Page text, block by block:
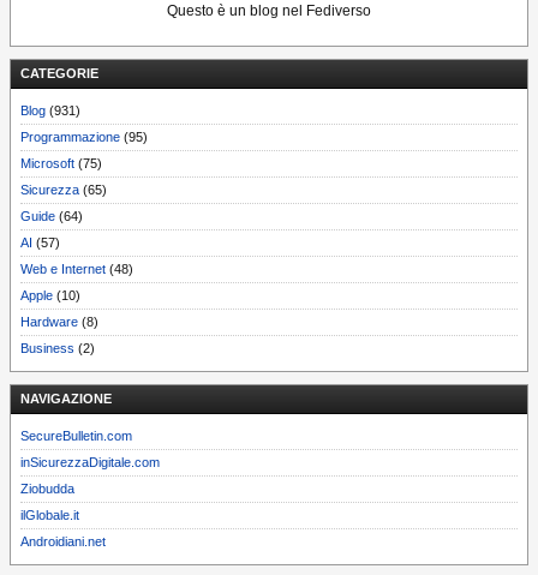
Questo è un blog nel Fediverso
CATEGORIE
Blog (931)
Programmazione (95)
Microsoft (75)
Sicurezza (65)
Guide (64)
AI (57)
Web e Internet (48)
Apple (10)
Hardware (8)
Business (2)
NAVIGAZIONE
SecureBulletin.com
inSicurezzaDigitale.com
Ziobudda
ilGlobale.it
Androidiani.net